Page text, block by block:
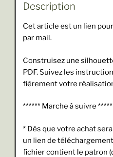
Description
Cet article est un lien
par mail.
Construisez une
PDF. Suivez les
fièrement votre
****** Marche à suivre
* Dès que votre achat
un lien de
fichier contient le patron